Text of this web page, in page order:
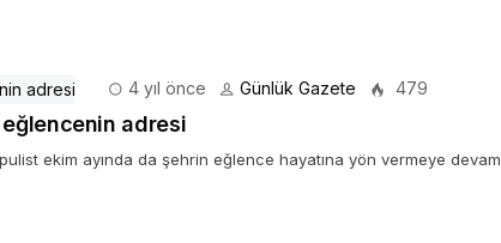
4 yıl önce Günlük Gazete 479
adresi
ekim ayında da şehrin eğlence hayatına yön vermeye devam